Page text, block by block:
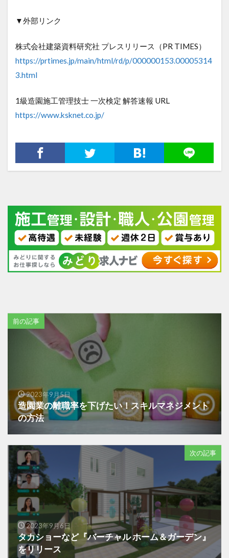
▼外部リンク
株式会社建築資料研究社 プレスリリース（PR TIMES）
https://prtimes.jp/main/html/rd/p/000000153.00005314
3.html
1級造園施工管理技士 一次検定 解答速報 URL
https://www.ksknet.co.jp/
前の記事
2023年9月5日
造園業の離職率を下げたい！スキルマネジメント
の方法
次の記事
2023年9月6日
タカショーなど『バーチャル ホーム＆ガーデン』
をリリース